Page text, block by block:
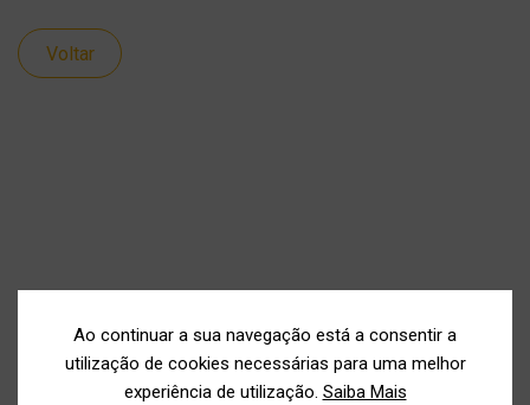
Voltar
Ao continuar a sua navegação está a consentir a
utilização de cookies necessárias para uma melhor
experiência de utilização. Saiba Mais